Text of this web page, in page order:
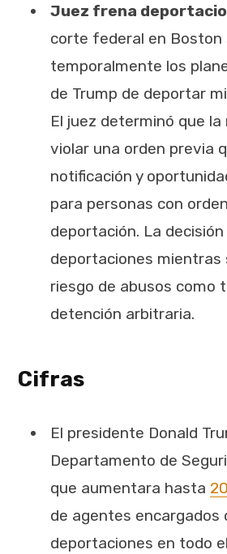
Juez frena
corte federal en Boston
temporalmente los
de Trump de deportar
El juez determinó que la
violar una orden previa
notificación y
para personas con
deportación. La
deportaciones mientras
riesgo de abusos como
detención arbitraria.
Cifras
El presidente Donald
Departamento de
que aumentara hasta
de agentes encargados
deportaciones en todo